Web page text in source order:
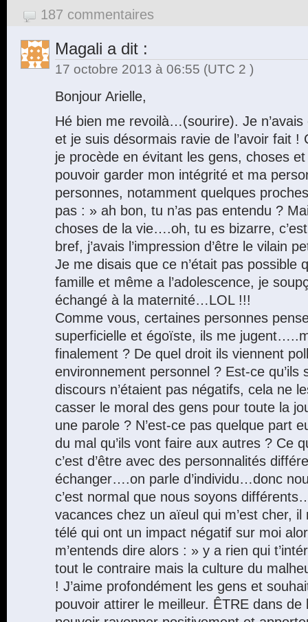
187 commentaires
Magali a dit :
17 octobre 2013 à 06:55 (UTC 2 )
Bonjour Arielle,
Hé bien me revoilà…(sourire). Je
et je suis désormais ravie de l’avoir fait !
je procède en évitant les gens, choses
pouvoir garder mon intégrité et ma
personnes, notamment quelques
pas : » ah bon, tu n’as pas entendu ?
choses de la vie….oh, tu es bizarre,
bref, j’avais l’impression d’être le vilain
Je me disais que ce n’était pas possible
famille et même a l’adolescence, je
échangé à la maternité…LOL !!!
Comme vous, certaines personnes
superficielle et égoïste, ils me
finalement ? De quel droit ils viennent
environnement personnel ? Est-ce qu’ils
discours n’étaient pas négatifs, cela ne
casser le moral des gens pour toute la
une parole ? N’est-ce pas quelque part
du mal qu’ils vont faire aux autres ? Ce
c’est d’être avec des personnalités
échanger….on parle d’individu…donc
c’est normal que nous soyons
vacances chez un aïeul qui m’est cher,
télé qui ont un impact négatif sur moi
m’entends dire alors : » y a rien qui
tout le contraire mais la culture du
! J’aime profondément les gens et
pouvoir attirer le meilleur. ÊTRE dans